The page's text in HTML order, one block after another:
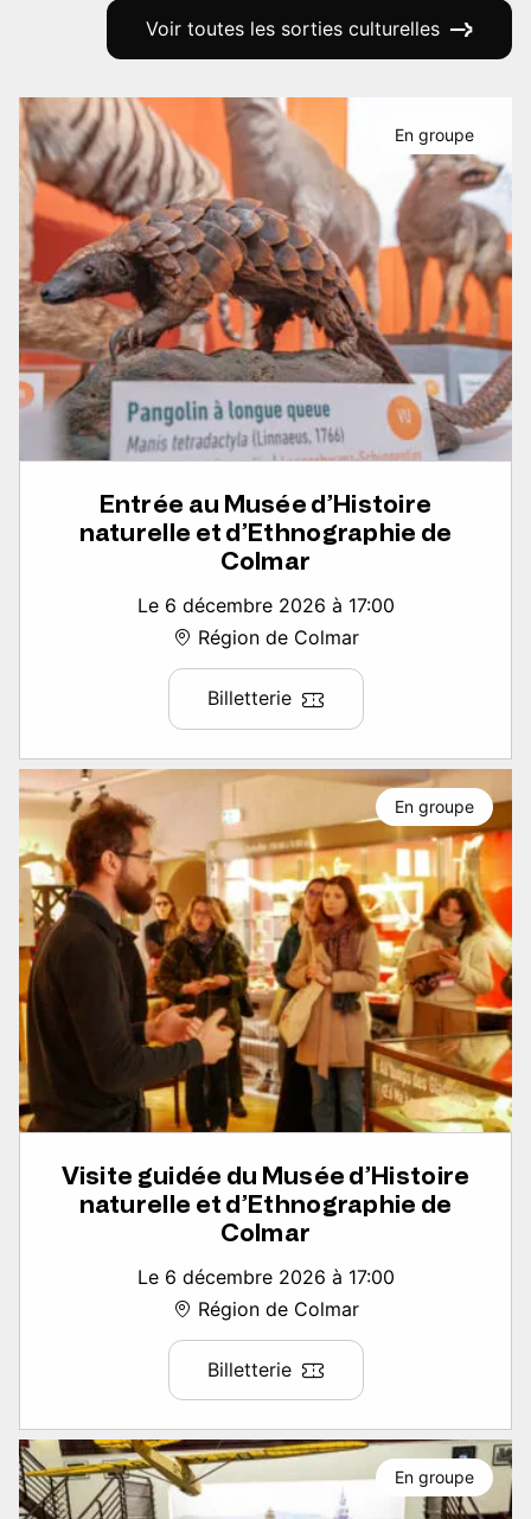
Voir toutes les sorties culturelles
Entrée au Musée d’Histoire
naturelle et d’Ethnographie de
Colmar
Le 6 décembre 2026 à 17:00
Région de Colmar
Billetterie
En groupe
Visite guidée du Musée d’Histoire
naturelle et d’Ethnographie de
Colmar
Le 6 décembre 2026 à 17:00
Région de Colmar
Billetterie
En groupe
En groupe